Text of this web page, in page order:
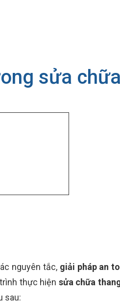
sửa chữa
nguyên tắc, giải pháp an
thực hiện sửa chữa
sau: